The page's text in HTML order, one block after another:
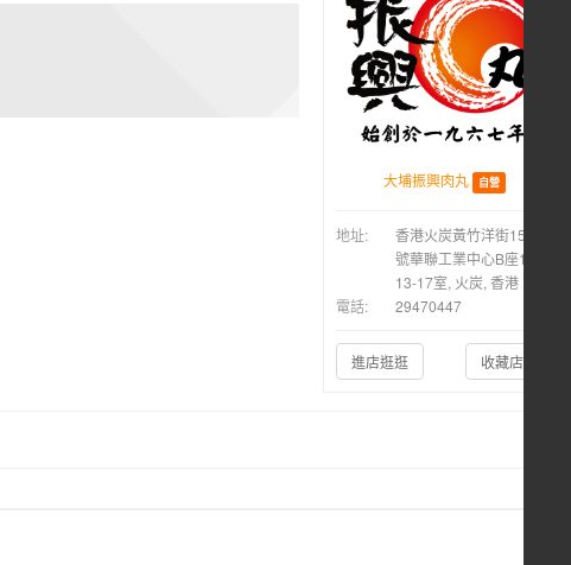
大埔振興肉丸 自營
地址:
香港火炭黃竹洋街15-21
號華聯工業中心B座14樓
13-17室, 火炭, 香港
電話:
29470447
進店逛逛 收藏店鋪